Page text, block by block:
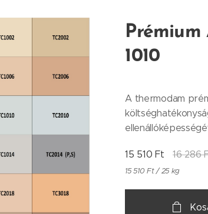
1010
A thermodam
15 510 Ft 16 286
15 510 Ft / 25 kg